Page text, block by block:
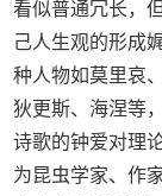
看似普通冗长，
己人生观的形成
种人物如莫里哀
狄更斯、海涅等
诗歌的钟爱对理
为昆虫学家、作